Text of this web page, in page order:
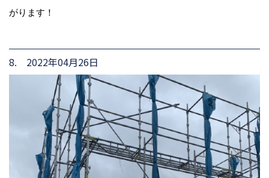
がります！
8. 2022年04月26日